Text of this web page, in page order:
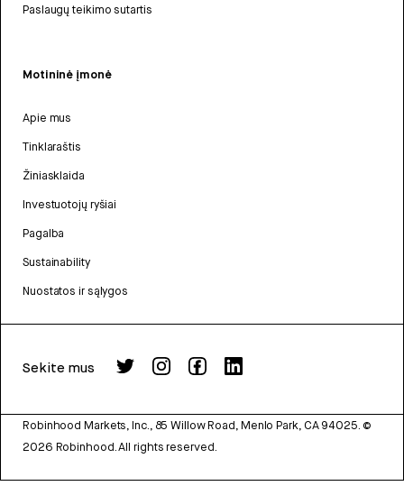
Paslaugų teikimo sutartis
Motininė įmonė
Apie mus
Tinklaraštis
Žiniasklaida
Investuotojų ryšiai
Pagalba
Sustainability
Nuostatos ir sąlygos
Sekite mus
Robinhood Markets, Inc., 85 Willow Road, Menlo Park, CA 94025. ©
2026 Robinhood. All rights reserved.